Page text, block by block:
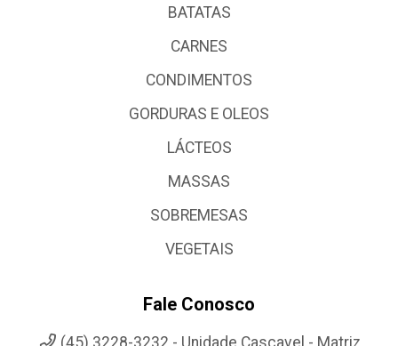
BATATAS
CARNES
CONDIMENTOS
GORDURAS E OLEOS
LÁCTEOS
MASSAS
SOBREMESAS
VEGETAIS
Fale Conosco